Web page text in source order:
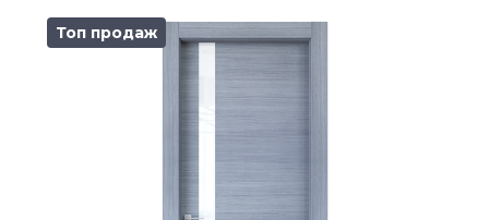
Топ продаж